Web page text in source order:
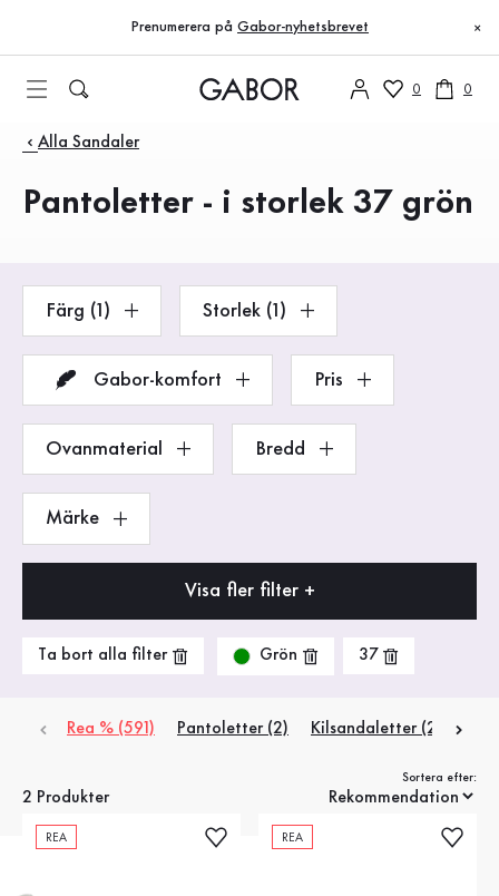
Till innehållsförteckning
Till huvudnavigation
Prenumerera på Gabor-nyhetsbrevet ×
0 0
Produkter
Alla Sandaler
Pantoletter - i storlek 37 grön
Färg (1) Storlek (1)
Gabor-komfort Pris
Ovanmaterial Bredd
Märke
Visa fler filter +
Ta bort alla filter Grön 37
Rea % (591) Pantoletter (2) Kilsandaletter (2)
2 Produkter
Sortera efter:
REA REA